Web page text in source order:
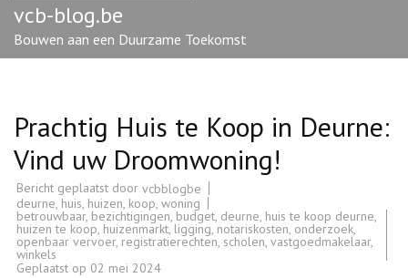
vcb-blog.be
Bouwen aan een Duurzame Toekomst
Prachtig Huis te Koop in Deurne:
Vind uw Droomwoning!
Bericht geplaatst door vcbblogbe
deurne, huis, huizen, koop, woning
betrouwbaar, bezichtigingen, budget, deurne, huis te koop deurne,
huizen te koop, huizenmarkt, ligging, notariskosten, onderzoek,
openbaar vervoer, registratierechten, scholen, vastgoedmakelaar,
winkels
Geplaatst op 02 mei 2024